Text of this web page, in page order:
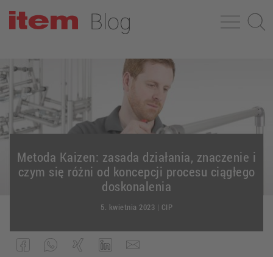
Metoda Kaizen: zasada działania, znaczenie i
czym się różni od koncepcji procesu ciągłego
doskonalenia
5. kwietnia 2023 | CIP